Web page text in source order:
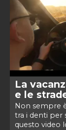
La
e le
Non sempre
tra i denti per
questo video